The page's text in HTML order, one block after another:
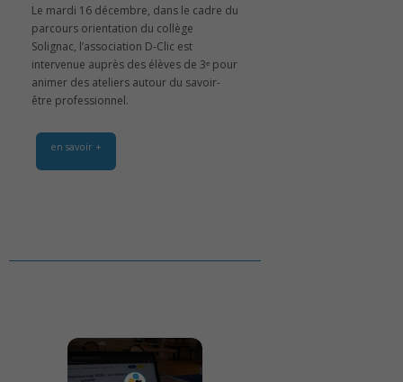
Le mardi 16 décembre, dans le cadre du
parcours orientation du collège
Solignac, l’association D-Clic est
intervenue auprès des élèves de 3ᵉ pour
animer des ateliers autour du savoir-
être professionnel.
en savoir +